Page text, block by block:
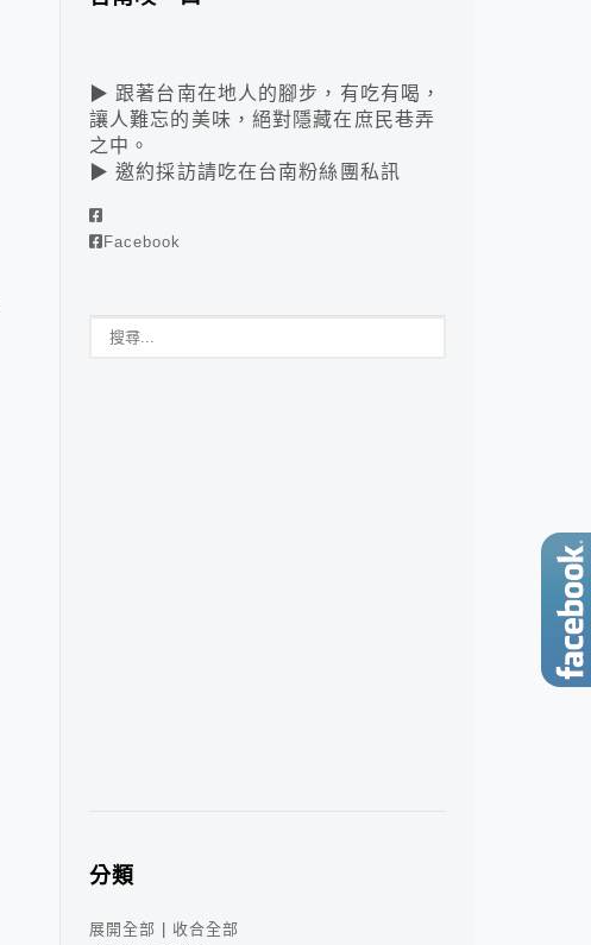
▶ 跟著台南在地人的腳步，有吃有喝，
讓人難忘的美味，絕對隱藏在庶民巷弄
之中。
▶ 邀約採訪請吃在台南粉絲團私訊
Facebook
分類
展開全部
收合全部